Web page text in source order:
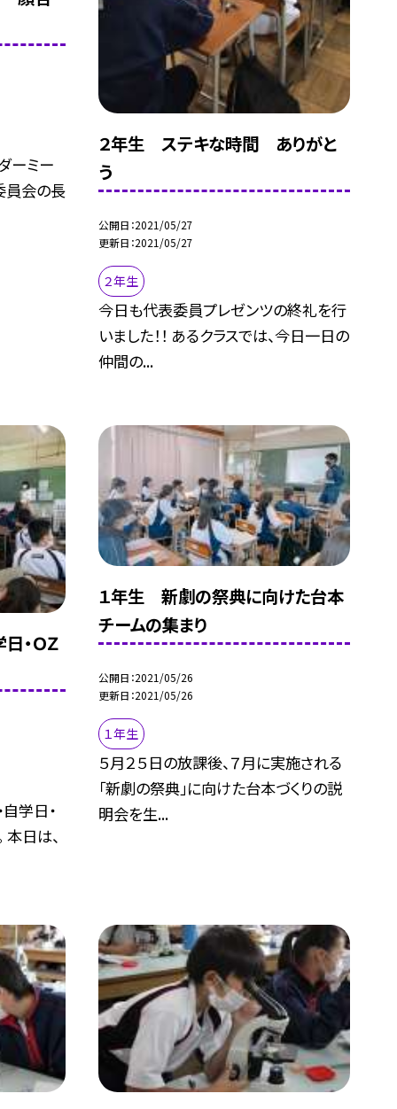
ーミー
員会の長
２年生 ステキな時間 ありがと
う
公開日 2021/05/27
更新日 2021/05/27
２年生
今日も代表委員プレゼンツの終礼を行
いました！！ あるクラスでは、今日一日の
仲間の...
・ＯＺ
学日・
日は、
１年生 新劇の祭典に向けた台本
チームの集まり
公開日 2021/05/26
更新日 2021/05/26
１年生
５月２５日の放課後、７月に実施される
「新劇の祭典」に向けた台本づくりの説
明会を生...